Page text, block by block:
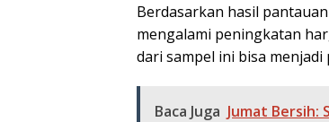
Berdasarkan hasil
mengalami peningkatan
dari sampel ini bisa
Baca Juga Jumat Bersih: